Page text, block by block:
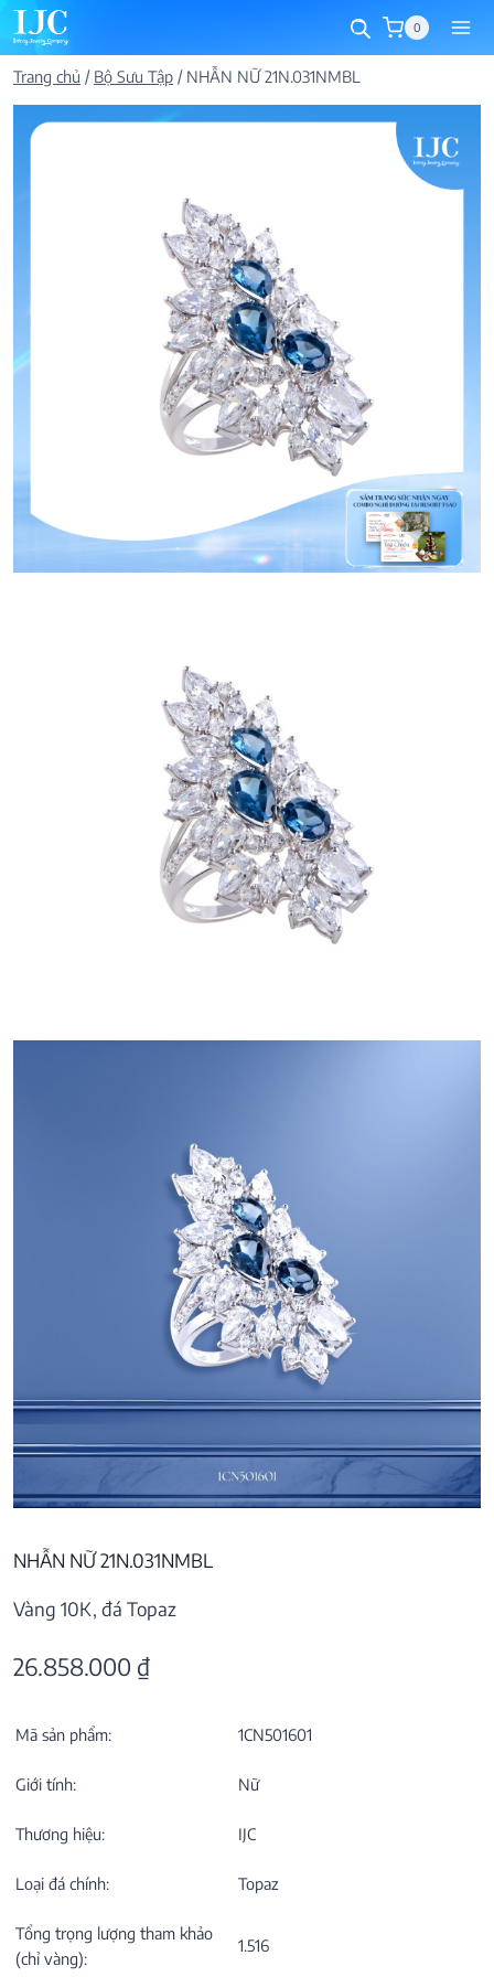
Skip
to
content
0
Trang chủ / Bộ Sưu Tập / NHẪN NỮ 21N.031NMBL
NHẪN NỮ 21N.031NMBL
Vàng 10K, đá Topaz
26.858.000 ₫
Mã sản phẩm: 1CN501601
Giới tính: Nữ
Thương hiệu: IJC
Loại đá chính: Topaz
Tổng trọng lượng tham khảo
(chỉ vàng):
1.516